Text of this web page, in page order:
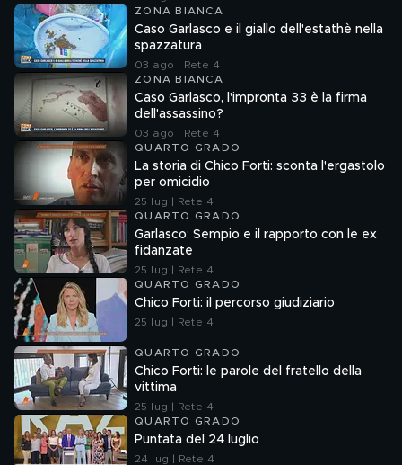
ZONA BIANCA
Caso Garlasco e il giallo dell'estathè nella
spazzatura
03 ago | Rete 4
ZONA BIANCA
Caso Garlasco, l'impronta 33 è la firma
dell'assassino?
03 ago | Rete 4
QUARTO GRADO
La storia di Chico Forti: sconta l'ergastolo
per omicidio
25 lug | Rete 4
QUARTO GRADO
Garlasco: Sempio e il rapporto con le ex
fidanzate
25 lug | Rete 4
QUARTO GRADO
Chico Forti: il percorso giudiziario
25 lug | Rete 4
QUARTO GRADO
Chico Forti: le parole del fratello della
vittima
25 lug | Rete 4
QUARTO GRADO
Puntata del 24 luglio
24 lug | Rete 4